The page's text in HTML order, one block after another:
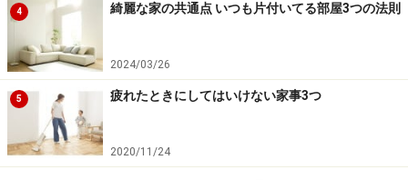
一回分を食べたら、また何か一回分を買っておき、月に
1度食べれば一年以内に消費できます。これで高価な防
災用食品を買うこともなくなりました。
家族みんなが作れるように！ グルーピング
収納
4 綺麗な家の共通点 いつも片付いてる部屋3つの法則
2024/03/26
5 疲れたときにしてはいけない家事3つ
2020/11/24